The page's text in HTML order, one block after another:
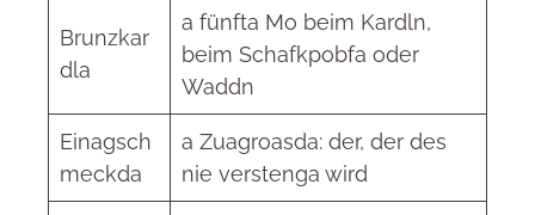
Brunzkar
dla
a fünfta Mo beim Kardln,
beim Schafkpobfa oder
Waddn
Einagsch
meckda
a Zuagroasda: der, der des
nie verstenga wird